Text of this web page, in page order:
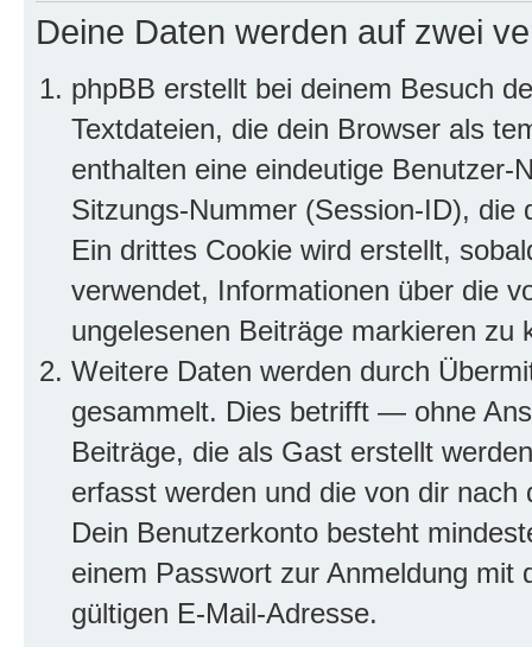
Deine Daten werden auf zwei
phpBB erstellt bei deinem Besuch
Textdateien, die dein Browser als
enthalten eine eindeutige
Sitzungs-Nummer (Session-ID), die
Ein drittes Cookie wird erstellt,
verwendet, Informationen über die
ungelesenen Beiträge markieren zu
Weitere Daten werden durch
gesammelt. Dies betrifft — ohne
Beiträge, die als Gast erstellt
erfasst werden und die von dir
Dein Benutzerkonto besteht
einem Passwort zur Anmeldung mit
gültigen E-Mail-Adresse.